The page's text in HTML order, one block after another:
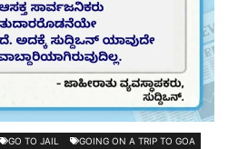
GO TO JAIL
GOING ON A TRIP TO GOA